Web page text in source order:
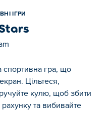
ІГРИ
спортивна гра, що
Цільтеся,
кулю, щоб збити
рахунку та вибивайте